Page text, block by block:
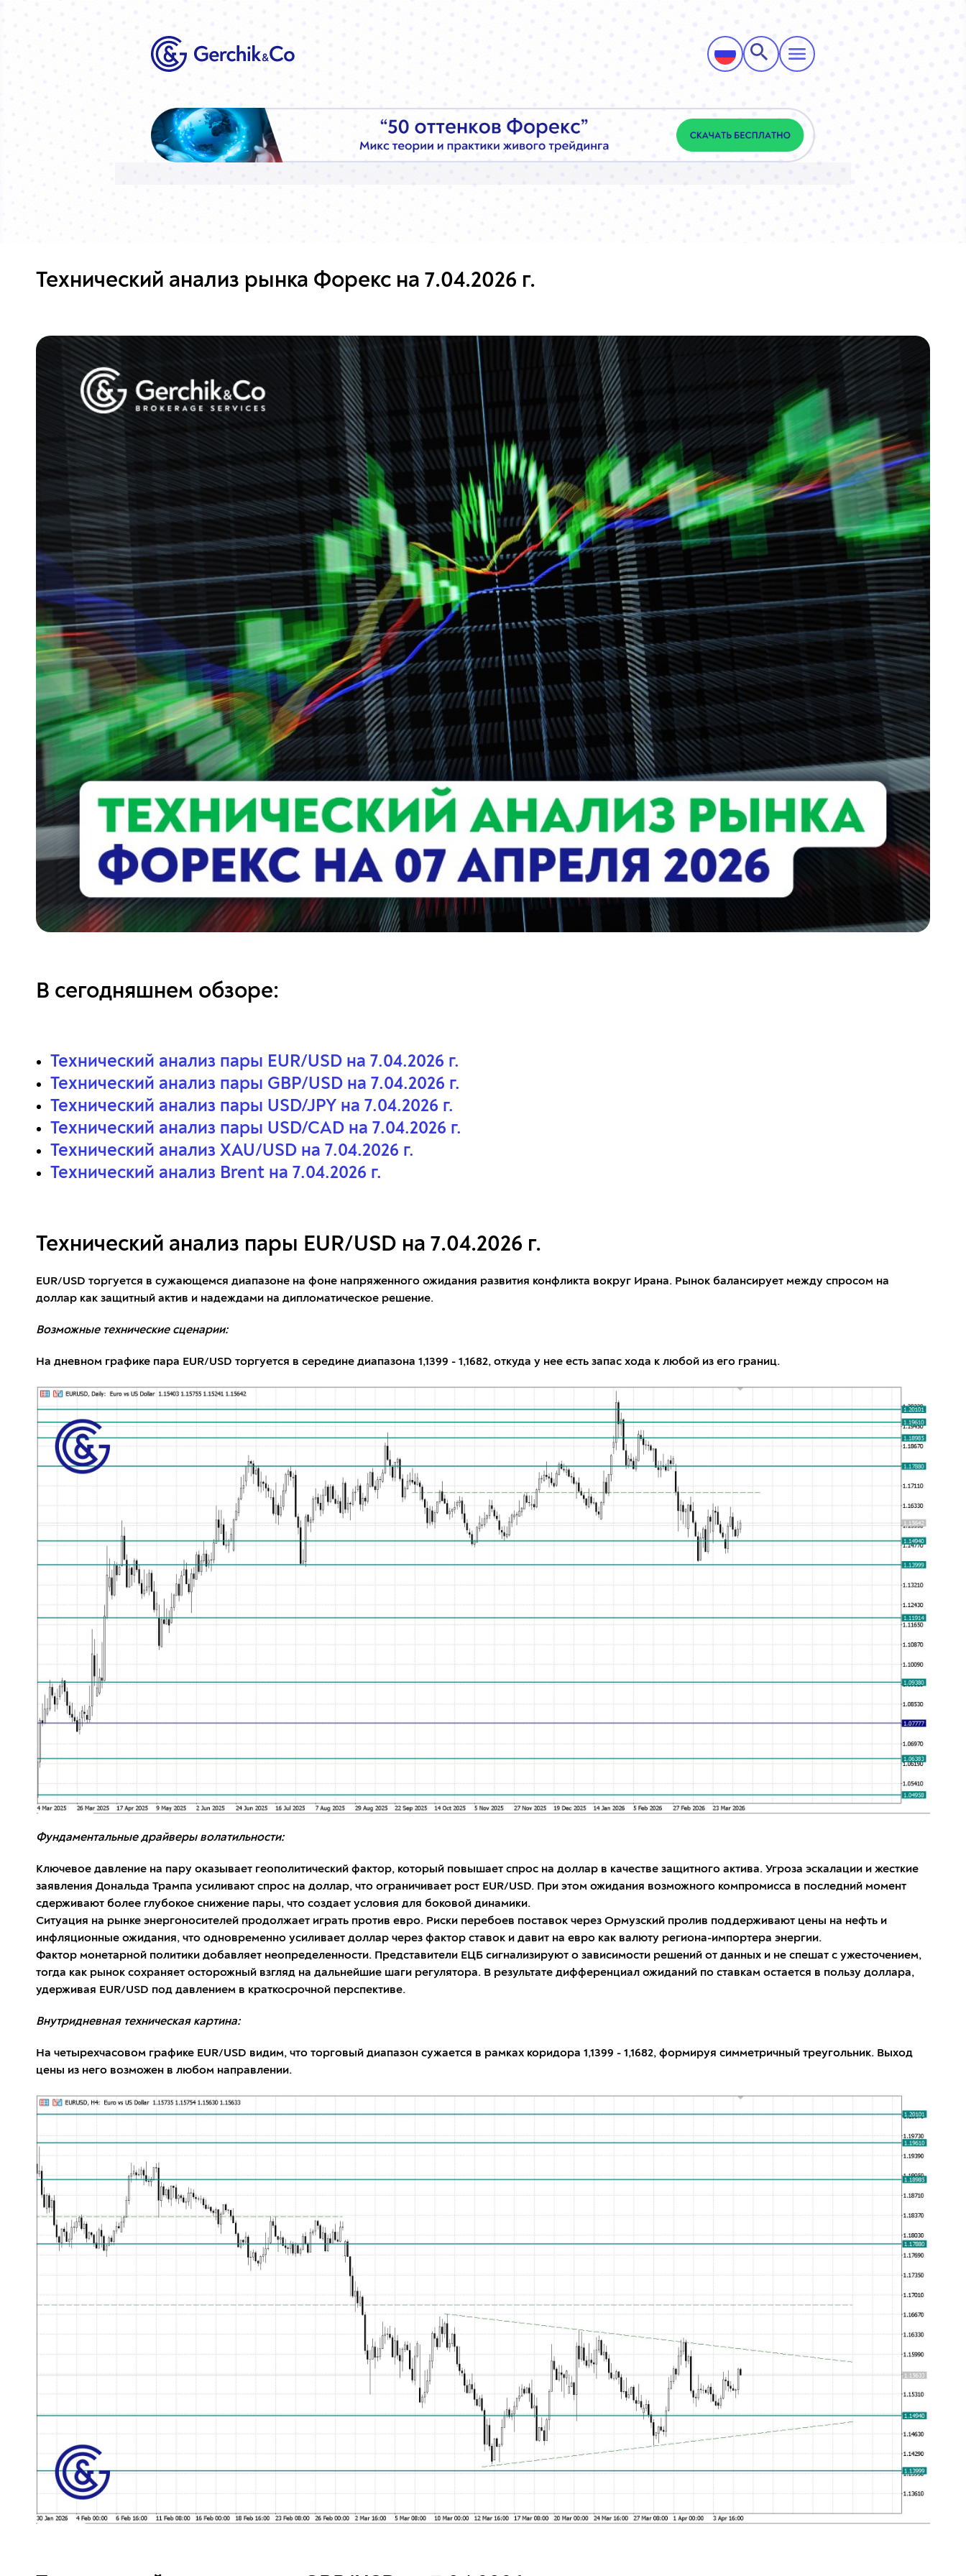
Технический анализ рынка Форекс на 7.04.2026 г.
В сегодняшнем обзоре:
Технический анализ пары EUR/USD на 7.04.2026 г.
Технический анализ пары GBP/USD на 7.04.2026 г.
Технический анализ пары USD/JPY на 7.04.2026 г.
Технический анализ пары USD/CAD на 7.04.2026 г.
Технический анализ XAU/USD на 7.04.2026 г.
Технический анализ Brent на 7.04.2026 г.
Технический анализ пары EUR/USD на 7.04.2026 г.
EUR/USD торгуется в сужающемся диапазоне на фоне напряженного ожидания развития конфликта вокруг Ирана. Рынок балансирует между спросом на
доллар как защитный актив и надеждами на дипломатическое решение.
Возможные технические сценарии:
На дневном графике пара EUR/USD торгуется в середине диапазона 1,1399 - 1,1682, откуда у нее есть запас хода к любой из его границ.
Фундаментальные драйверы волатильности:
Ключевое давление на пару оказывает геополитический фактор, который повышает спрос на доллар в качестве защитного актива. Угроза эскалации и жесткие
заявления Дональда Трампа усиливают спрос на доллар, что ограничивает рост EUR/USD. При этом ожидания возможного компромисса в последний момент
сдерживают более глубокое снижение пары, что создает условия для боковой динамики.
Ситуация на рынке энергоносителей продолжает играть против евро. Риски перебоев поставок через Ормузский пролив поддерживают цены на нефть и
инфляционные ожидания, что одновременно усиливает доллар через фактор ставок и давит на евро как валюту региона-импортера энергии.
Фактор монетарной политики добавляет неопределенности. Представители ЕЦБ сигнализируют о зависимости решений от данных и не спешат с ужесточением,
тогда как рынок сохраняет осторожный взгляд на дальнейшие шаги регулятора. В результате дифференциал ожиданий по ставкам остается в пользу доллара,
удерживая EUR/USD под давлением в краткосрочной перспективе.
Внутридневная техническая картина:
На четырехчасовом графике EUR/USD видим, что торговый диапазон сужается в рамках коридора 1,1399 - 1,1682, формируя симметричный треугольник. Выход
цены из него возможен в любом направлении.